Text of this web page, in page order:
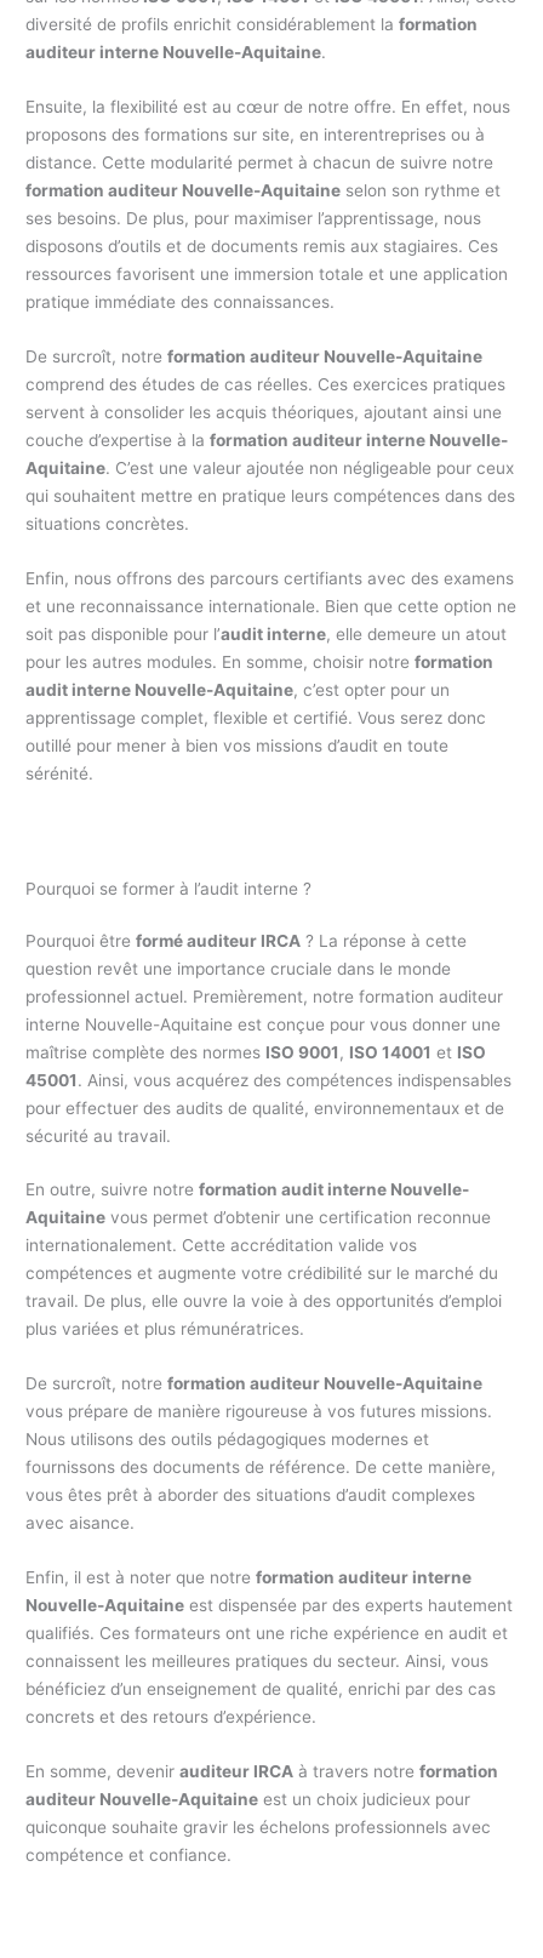
diversité de profils enrichit considérablement laformation
auditeur interne Nouvelle-Aquitaine.
Ensuite, la flexibilité est au cœur de notre offre. En effet, nous
proposons des formations sur site, en interentreprises ou à
distance. Cette modularité permet à chacun de suivre notre
formation auditeur Nouvelle-Aquitaine selon son rythme et
ses besoins. De plus, pour maximiser l’apprentissage, nous
disposons d’outils et de documents remis aux stagiaires. Ces
ressources favorisent une immersion totale et une application
pratique immédiate des connaissances.
De surcroît, notreformation auditeur Nouvelle-Aquitaine
comprend des études de cas réelles. Ces exercices pratiques
servent à consolider les acquis théoriques, ajoutant ainsi une
couche d’expertise à laformation auditeur interne Nouvelle-
Aquitaine. C’est une valeur ajoutée non négligeable pour ceux
qui souhaitent mettre en pratique leurs compétences dans des
situations concrètes.
Enfin, nous offrons des parcours certifiants avec des examens
et une reconnaissance internationale. Bien que cette option ne
soit pas disponible pour l’audit interne, elle demeure un atout
pour les autres modules. En somme, choisir notreformation
audit interne Nouvelle-Aquitaine, c’est opter pour un
apprentissage complet, flexible et certifié. Vous serez donc
outillé pour mener à bien vos missions d’audit en toute
sérénité.
Pourquoi se former à l’audit interne ?
Pourquoi êtreformé auditeur IRCA ? La réponse à cette
question revêt une importance cruciale dans le monde
professionnel actuel. Premièrement, notre formation auditeur
interne Nouvelle-Aquitaine est conçue pour vous donner une
maîtrise complète des normes ISO 9001 , ISO 14001 et ISO
45001. Ainsi, vous acquérez des compétences indispensables
pour effectuer des audits de qualité, environnementaux et de
sécurité au travail.
En outre, suivre notreformation audit interne Nouvelle-
Aquitaine vous permet d’obtenir une certification reconnue
internationalement. Cette accréditation valide vos
compétences et augmente votre crédibilité sur le marché du
travail. De plus, elle ouvre la voie à des opportunités d’emploi
plus variées et plus rémunératrices.
De surcroît, notreformation auditeur Nouvelle-Aquitaine
vous prépare de manière rigoureuse à vos futures missions.
Nous utilisons des outils pédagogiques modernes et
fournissons des documents de référence. De cette manière,
vous êtes prêt à aborder des situations d’audit complexes
avec aisance.
Enfin, il est à noter que notreformation auditeur interne
Nouvelle-Aquitaine est dispensée par des experts hautement
qualifiés. Ces formateurs ont une riche expérience en audit et
connaissent les meilleures pratiques du secteur. Ainsi, vous
bénéficiez d’un enseignement de qualité, enrichi par des cas
concrets et des retours d’expérience.
En somme, devenirauditeur IRCA à travers notreformation
auditeur Nouvelle-Aquitaine est un choix judicieux pour
quiconque souhaite gravir les échelons professionnels avec
compétence et confiance.